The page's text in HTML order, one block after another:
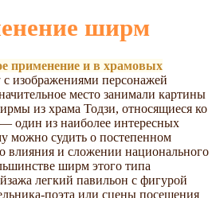
ширм
применение и в храмовых
с изображениями персонажей
место занимали картины
из храма Тодзи, относящиеся ко
один из наиболее интересных
можно судить о постепенном
влияния и сложении национального
ширм этого типа
легкий павильон с фигурой
поэта или сцены посещения